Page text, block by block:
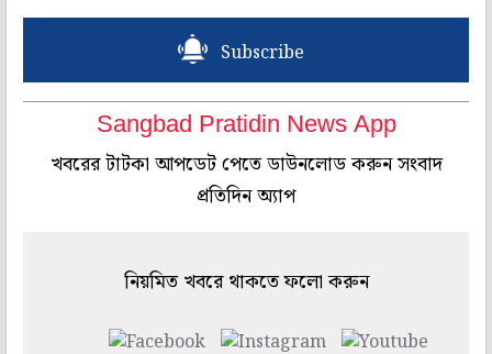
Subscribe
Sangbad Pratidin News App
খবরের টাটকা আপডেট পেতে ডাউনলোড করুন সংবাদ
প্রতিদিন অ্যাপ
নিয়মিত খবরে থাকতে ফলো করুন